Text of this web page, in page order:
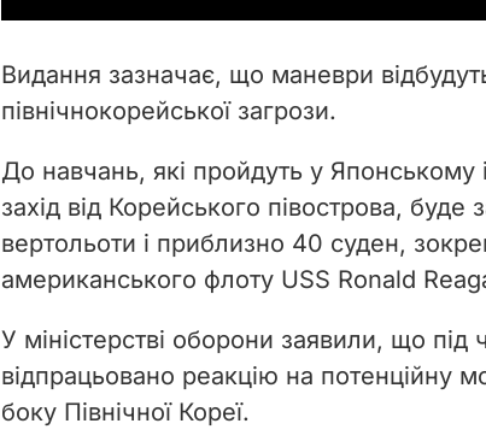
d
e
o
Видання зазначає, що маневри
північнокорейської загрози.
До навчань, які пройдуть у
захід від Корейського півострова, буде
вертольоти і приблизно 40 суден,
американського флоту USS Ronald
У міністерстві оборони заявили, що під
відпрацьовано реакцію на потенційну
боку Північної Кореї.